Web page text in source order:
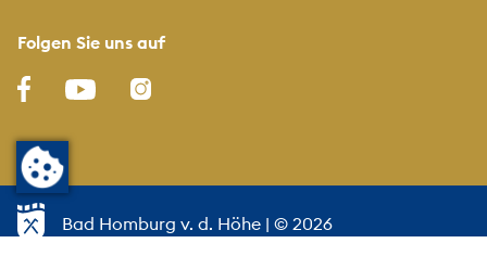
Folgen Sie uns auf
Bad Homburg v. d. Höhe | © 2026